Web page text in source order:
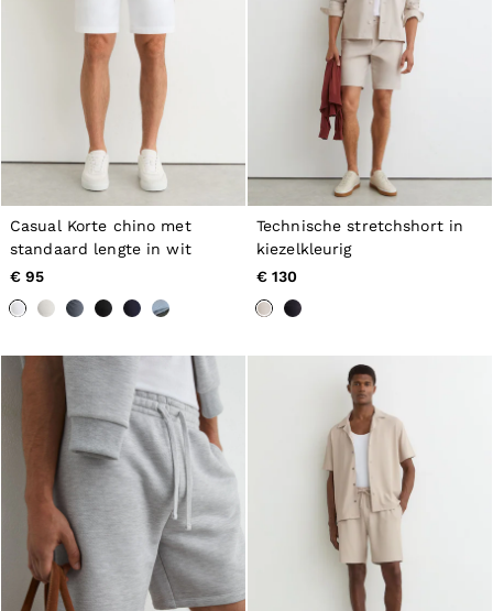
Casual Korte chino met
standaard lengte in wit
€ 95
Technische stretchshort in
kiezelkleurig
€ 130